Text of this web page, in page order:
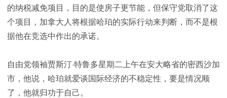
的纳税减免项目，目的是使房子更节能，但保守党取消了这
个项目，加拿大人将根据哈珀的实际行动来判断，而不是根
据他在竞选中作出的承诺。
自由党领袖贾斯汀·特鲁多星期二上午在安大略省的密西沙加
市，他说，哈珀就爱谈国际经济的不稳定性，要是情况顺
了，他就归功于自己。